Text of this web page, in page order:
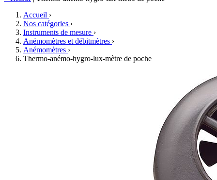
Accueil ›
Nos catégories ›
Instruments de mesure ›
Anémomètres et débitmètres ›
Anémomètres ›
Thermo-anémo-hygro-lux-mètre de poche